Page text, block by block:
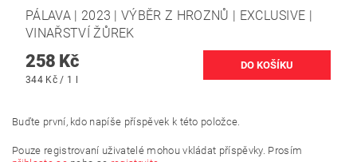
PÁLAVA | 2023 | VÝBĚR Z HROZNŮ | EXCLUSIVE |
VINAŘSTVÍ ŽŮREK
258 Kč
344 Kč / 1 l
Buďte první, kdo napíše příspěvek k této položce.
Pouze registrovaní uživatelé mohou vkládat příspěvky. Prosím